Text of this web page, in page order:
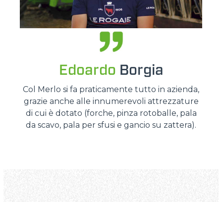
Edoardo Borgia
Col Merlo si fa praticamente tutto in azienda,
grazie anche alle innumerevoli attrezzature
di cui è dotato (forche, pinza rotoballe, pala
da scavo, pala per sfusi e gancio su zattera).